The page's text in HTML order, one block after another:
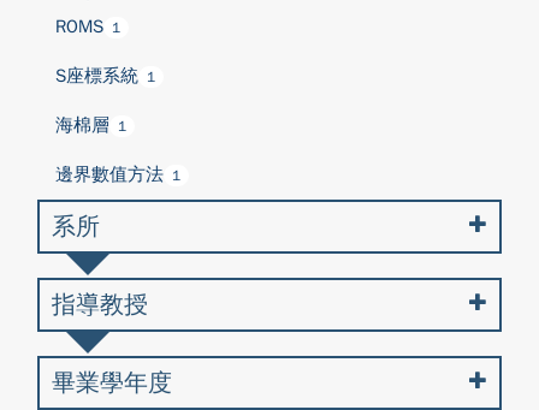
ROMS 1
S座標系統 1
海棉層 1
邊界數值方法 1
系所
指導教授
畢業學年度